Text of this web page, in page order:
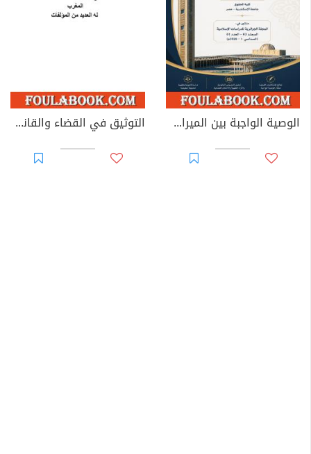
الوصية الواجبة بين الميراث والوصية: دراسة في الطبيعة القانونية والأساس التشريعي وإشكاليات التطبيق التوثيق في القضاء والقانون المغربيين - الأجزاء من 44 إلى 67